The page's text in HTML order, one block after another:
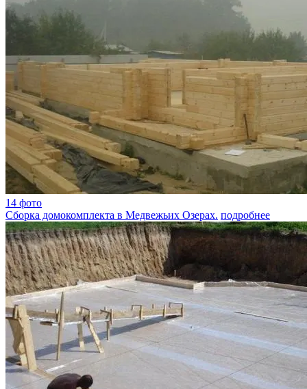
14 фото
Сборка домокомплекта в Медвежьих Озерах. подробнее